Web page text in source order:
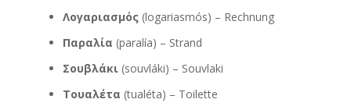
Λογαριασμός(logariasmós) – Rechnung
Παραλία (paralía) – Strand
Σουβλάκι(souvláki) – Souvlaki
Τουαλέτα (tualéta) – Toilette